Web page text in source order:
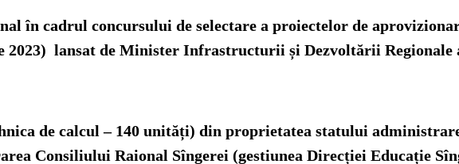
în cadrul concursului de selectare a proiectelor de
2023) lansat de Minister Infrastructurii și Dezvoltării Regionale
de calcul – 140 unități) din proprietatea statului
Consiliului Raional Sîngerei (gestiunea Direcției Educație